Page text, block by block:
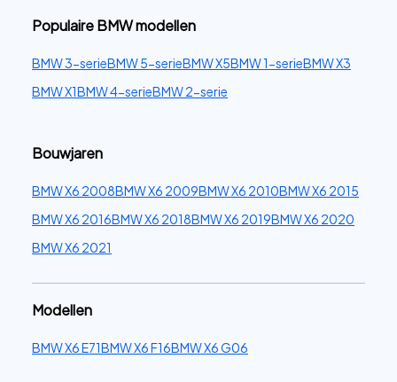
Populaire BMW modellen
BMW 3-serieBMW 5-serieBMW X5BMW 1-serieBMW X3
BMW X1BMW 4-serieBMW 2-serie
Bouwjaren
BMW X6 2008BMW X6 2009BMW X6 2010BMW X6 2015
BMW X6 2016BMW X6 2018BMW X6 2019BMW X6 2020
BMW X6 2021
Modellen
BMW X6 E71BMW X6 F16BMW X6 G06